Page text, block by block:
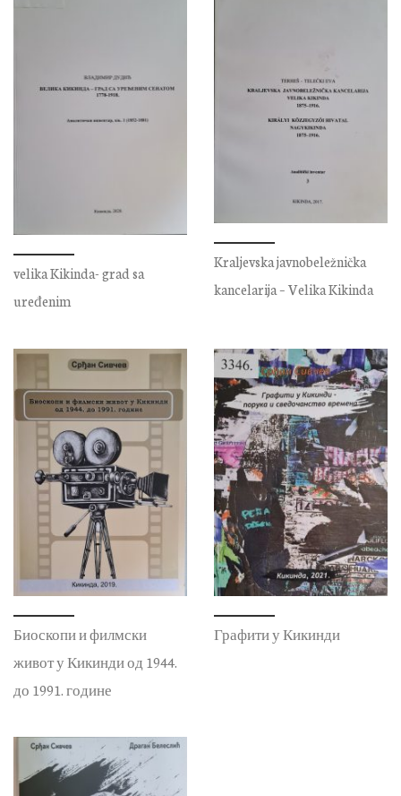
velika Kikinda- grad sa
uređenim
Kraljevska javnobeležnička
kancelarija – Velika Kikinda
Биоскопи и филмски
живот у Кикинди од 1944.
до 1991. године
Графити у Кикинди